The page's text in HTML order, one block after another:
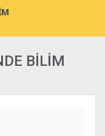
BİLİM